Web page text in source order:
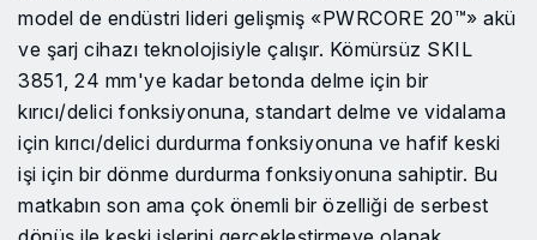
model de endüstri lideri gelişmiş «PWRCORE 20™» akü
ve şarj cihazı teknolojisiyle çalışır. Kömürsüz SKIL
3851, 24 mm'ye kadar betonda delme için bir
kırıcı/delici fonksiyonuna, standart delme ve vidalama
için kırıcı/delici durdurma fonksiyonuna ve hafif keski
işi için bir dönme durdurma fonksiyonuna sahiptir. Bu
matkabın son ama çok önemli bir özelliği de serbest